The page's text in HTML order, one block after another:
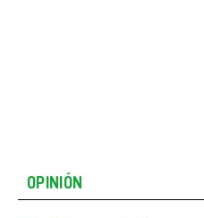
OPINIÓN